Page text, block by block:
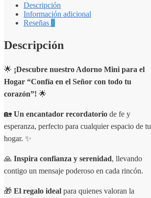
Descripción
Información adicional
Reseñas 0
Descripción
🌟 ¡Descubre nuestro Adorno Mini para el
Hogar “Confía en el Señor con todo tu
corazón”! 🌟
🏡 Un encantador recordatorio de fe y
esperanza, perfecto para cualquier espacio de tu
hogar. ✨
🙏 Inspira confianza y serenidad, llevando
contigo un mensaje poderoso en cada rincón.
🎁 El regalo ideal para quienes valoran la